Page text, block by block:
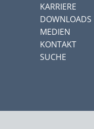
KARRIERE
DOWNLOADS
MEDIEN
KONTAKT
SUCHE